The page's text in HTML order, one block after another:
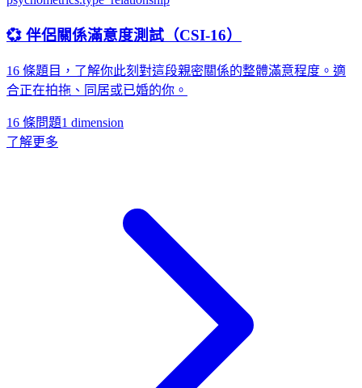
💞 伴侶關係滿意度測試（CSI-16）
16 條題目，了解你此刻對這段親密關係的整體滿意程度。適
合正在拍拖、同居或已婚的你。
16 條問題1 dimension
了解更多